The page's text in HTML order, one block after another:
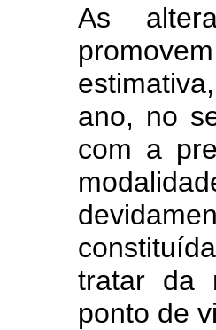
As
ano, no
com a
tratar da
ponto de